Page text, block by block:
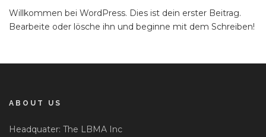
Willkommen bei WordPress. Dies ist dein erster Beitrag.
Bearbeite oder lösche ihn und beginne mit dem Schreiben!
ABOUT US
Headquater: The LBMA Inc